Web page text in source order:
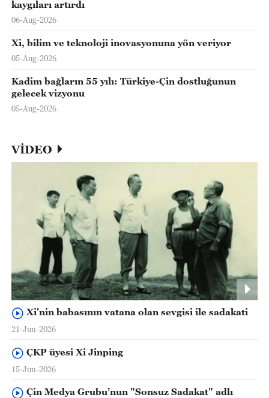
kaygıları artırdı
06-Aug-2026
Xi, bilim ve teknoloji inovasyonuna yön veriyor
05-Aug-2026
Kadim bağların 55 yılı: Türkiye-Çin dostluğunun
gelecek vizyonu
05-Aug-2026
VİDEO
Xi'nin babasının vatana olan sevgisi ile sadakati
21-Jun-2026
ÇKP üyesi Xi Jinping
15-Jun-2026
Çin Medya Grubu’nun "Sonsuz Sadakat" adlı